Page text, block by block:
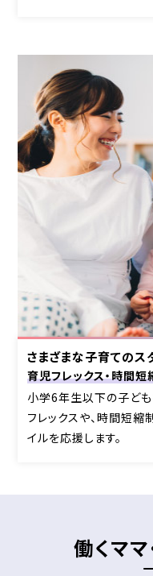
さまざまな子育てのス
育児フレックス・時間
小学6年生以下の子ど
フレックスや、時間短縮
イルを応援します。
働くマ